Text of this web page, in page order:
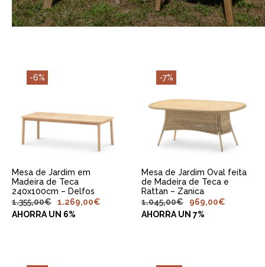
-6%
CARRINHO
Mesa de Jardim em
Madeira de Teca
240x100cm – Delfos
1.355,00€ 1.269,00€
AHORRA UN 6%
-7%
ADICIONAR AO
CARRINHO
Mesa de Jardim Oval feita
de Madeira de Teca e
Rattan – Zanica
1.045,00€ 969,00€
AHORRA UN 7%